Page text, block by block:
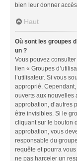
bien leur donner
Haut
Où sont les groupes
un ?
Vous pouvez
lien « Groupes
l’utilisateur. Si vous
approprié.
ouverts aux nouvelles
approbation, d’autres
être invisibles. Si le
cliquant sur le bouton
approbation, vous
responsable du
requête et pourra
ne pas harceler un